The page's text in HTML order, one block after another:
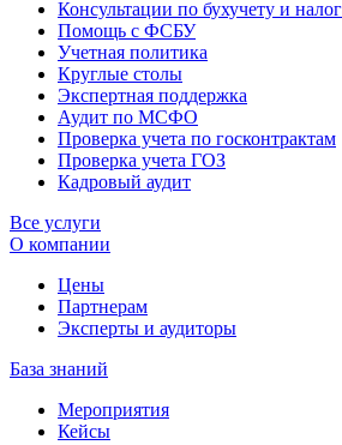
Консультации по бухучету и
Помощь с ФСБУ
Учетная политика
Круглые столы
Экспертная поддержка
Аудит по МСФО
Проверка учета по госконтрактам
Проверка учета ГОЗ
Кадровый аудит
Все услуги
О компании
Цены
Партнерам
Эксперты и аудиторы
База знаний
Мероприятия
Кейсы